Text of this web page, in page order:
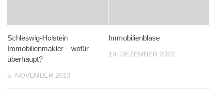
Schleswig-Holstein
Immobilienmakler – wofür
überhaupt?
5. NOVEMBER 2013
Immobilienblase
19. DEZEMBER 2022